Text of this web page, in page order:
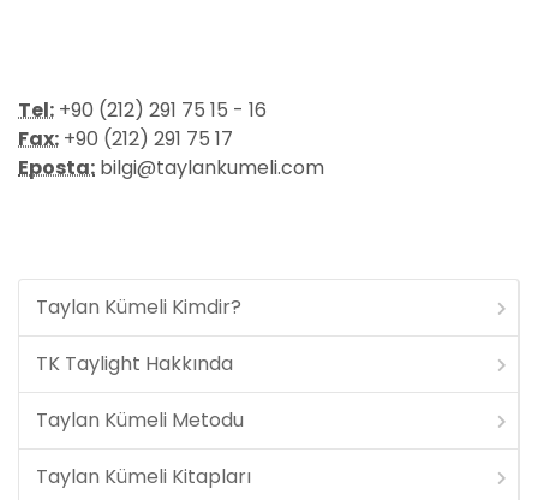
Tel: +90 (212) 291 75 15 - 16
Fax: +90 (212) 291 75 17
Eposta: bilgi@taylankumeli.com
Taylan Kümeli Kimdir?
TK Taylight Hakkında
Taylan Kümeli Metodu
Taylan Kümeli Kitapları